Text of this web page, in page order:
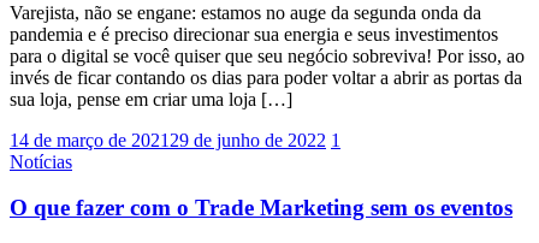
Varejista, não se engane: estamos no auge da segunda onda da
pandemia e é preciso direcionar sua energia e seus investimentos
para o digital se você quiser que seu negócio sobreviva! Por isso, ao
invés de ficar contando os dias para poder voltar a abrir as portas da
sua loja, pense em criar uma loja […]
14 de março de 2021 29 de junho de 2022 1
Notícias
O que fazer com o Trade Marketing sem os eventos